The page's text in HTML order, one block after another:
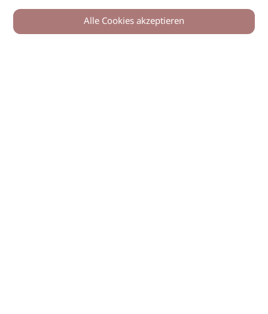
Alle Cookies akzeptieren